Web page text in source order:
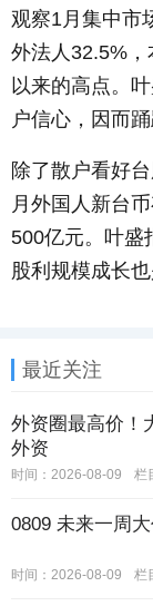
观察1月集中市
外法人32.5%，
以来的高点。
户信心，因而踊
除了散户看好
月外国人新台
500亿元。叶盛
股利规模成长也
最近关注
外资圈最高价！
外资
时间：2026-08-09 栏
0809 未来一周
时间：2026-08-09 栏